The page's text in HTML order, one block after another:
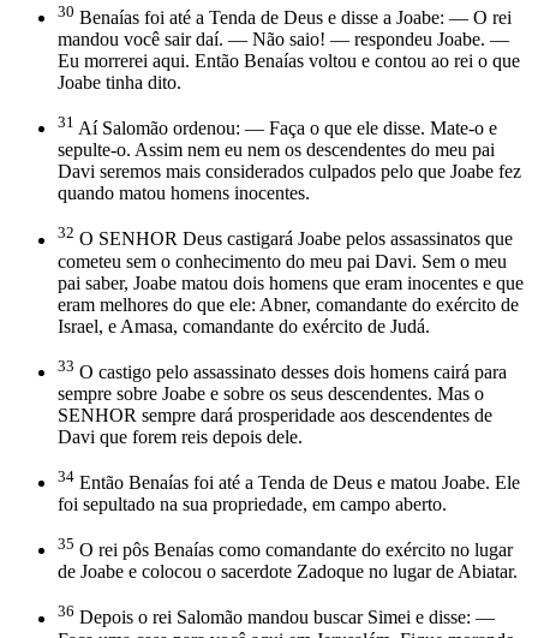
30 Benaías foi até a Tenda de Deus e disse a Joabe: — O rei
mandou você sair daí. — Não saio! — respondeu Joabe. —
Eu morrerei aqui. Então Benaías voltou e contou ao rei o que
Joabe tinha dito.
31 Aí Salomão ordenou: — Faça o que ele disse. Mate-o e
sepulte-o. Assim nem eu nem os descendentes do meu pai
Davi seremos mais considerados culpados pelo que Joabe fez
quando matou homens inocentes.
32 O SENHOR Deus castigará Joabe pelos assassinatos que
cometeu sem o conhecimento do meu pai Davi. Sem o meu
pai saber, Joabe matou dois homens que eram inocentes e que
eram melhores do que ele: Abner, comandante do exército de
Israel, e Amasa, comandante do exército de Judá.
33 O castigo pelo assassinato desses dois homens cairá para
sempre sobre Joabe e sobre os seus descendentes. Mas o
SENHOR sempre dará prosperidade aos descendentes de
Davi que forem reis depois dele.
34 Então Benaías foi até a Tenda de Deus e matou Joabe. Ele
foi sepultado na sua propriedade, em campo aberto.
35 O rei pôs Benaías como comandante do exército no lugar
de Joabe e colocou o sacerdote Zadoque no lugar de Abiatar.
36 Depois o rei Salomão mandou buscar Simei e disse: —